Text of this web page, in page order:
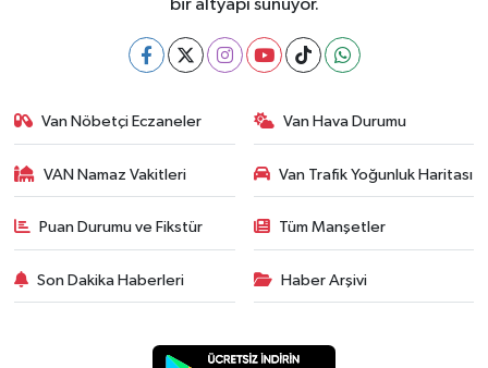
bir altyapı sunuyor.
Van Nöbetçi Eczaneler Van Hava Durumu
VAN Namaz Vakitleri Van Trafik Yoğunluk Haritası
Puan Durumu ve Fikstür Tüm Manşetler
Son Dakika Haberleri Haber Arşivi